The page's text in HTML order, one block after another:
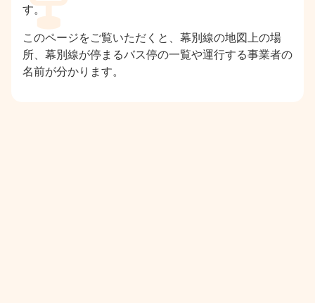
す。
このページをご覧いただくと、幕別線の地図上の場
所、幕別線が停まるバス停の一覧や運行する事業者の
名前が分かります。